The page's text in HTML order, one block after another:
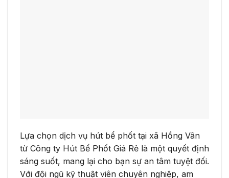
Lựa chọn dịch vụ hút bể phốt tại xã Hồng Vân
từ Công ty Hút Bể Phốt Giá Rẻ là một quyết định
sáng suốt, mang lại cho bạn sự an tâm tuyệt đối.
Với đội ngũ kỹ thuật viên chuyên nghiệp, am